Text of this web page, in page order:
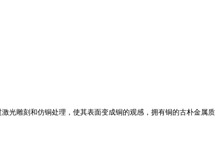
激光雕刻和仿铜处理，使其表面变成铜的观感，拥有铜的古朴金属质